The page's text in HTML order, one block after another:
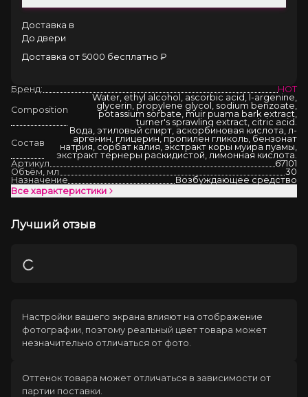
Доставка в
До двери
Доставка от 5000 бесплатно ₽
Бренд:
HOT
Composition
Water, ethyl alcohol, ascorbic acid, l-argenine,
glycerin, propylene glycol, sodium benzoate,
potassium sorbate, muir puama bark extract,
turner's sprawling extract, citric acid.
Состав
Вода, этиловый спирт, аскорбиновая кислота, л-
аргенин, глицерин, пропилен гликоль, бензонат
натрия, сорбат калия, экстракт коры муира пуамы,
экстракт тернеры раскидистой, лимонная кислота.
Артикул
67101
Объём, мл
30
Назначение
Возбуждающее средство
Все характеристики
Лучший отзыв
Загрузка
Настройки вашего экрана влияют на отображение
фотографии, поэтому реальный цвет товара может
незначительно отличаться от фото.
Оттенок товара может отличаться в зависимости от
партии поставки.